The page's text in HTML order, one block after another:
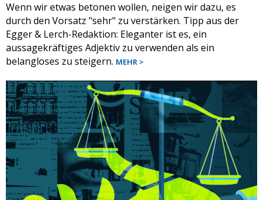
Wenn wir etwas betonen wollen, neigen wir dazu, es
durch den Vorsatz "sehr" zu verstärken. Tipp aus der
Egger & Lerch-Redaktion: Eleganter ist es, ein
aussagekräftiges Adjektiv zu verwenden als ein
belangloses zu steigern. MEHR >